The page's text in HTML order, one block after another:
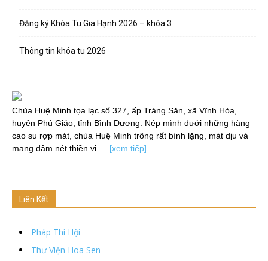
Đăng ký Khóa Tu Gia Hạnh 2026 – khóa 3
Thông tin khóa tu 2026
Chùa Huệ Minh tọa lạc số 327, ấp Trảng Săn, xã Vĩnh Hòa,
huyện Phú Giáo, tỉnh Bình Dương. Nép mình dưới những hàng
cao su rợp mát, chùa Huệ Minh trông rất bình lặng, mát dịu và
mang đậm nét thiền vị…. [xem tiếp]
Liên Kết
Pháp Thí Hội
Thư Viện Hoa Sen